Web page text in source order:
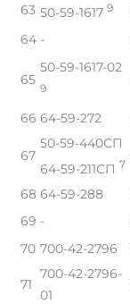
63 50-59-1617 9
64 -
65
50-59-1617-02
9
66 64-59-272
67
50-59-440СП
64-59-211СП 7
68 64-59-288
69 -
70 700-42-2796
71
700-42-2796-
01